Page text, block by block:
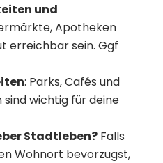
und
Apotheken
erreichbar sein. Ggf
: Parks, Cafés und
wichtig für deine
Stadtleben?Falls
Wohnort bevorzugst,